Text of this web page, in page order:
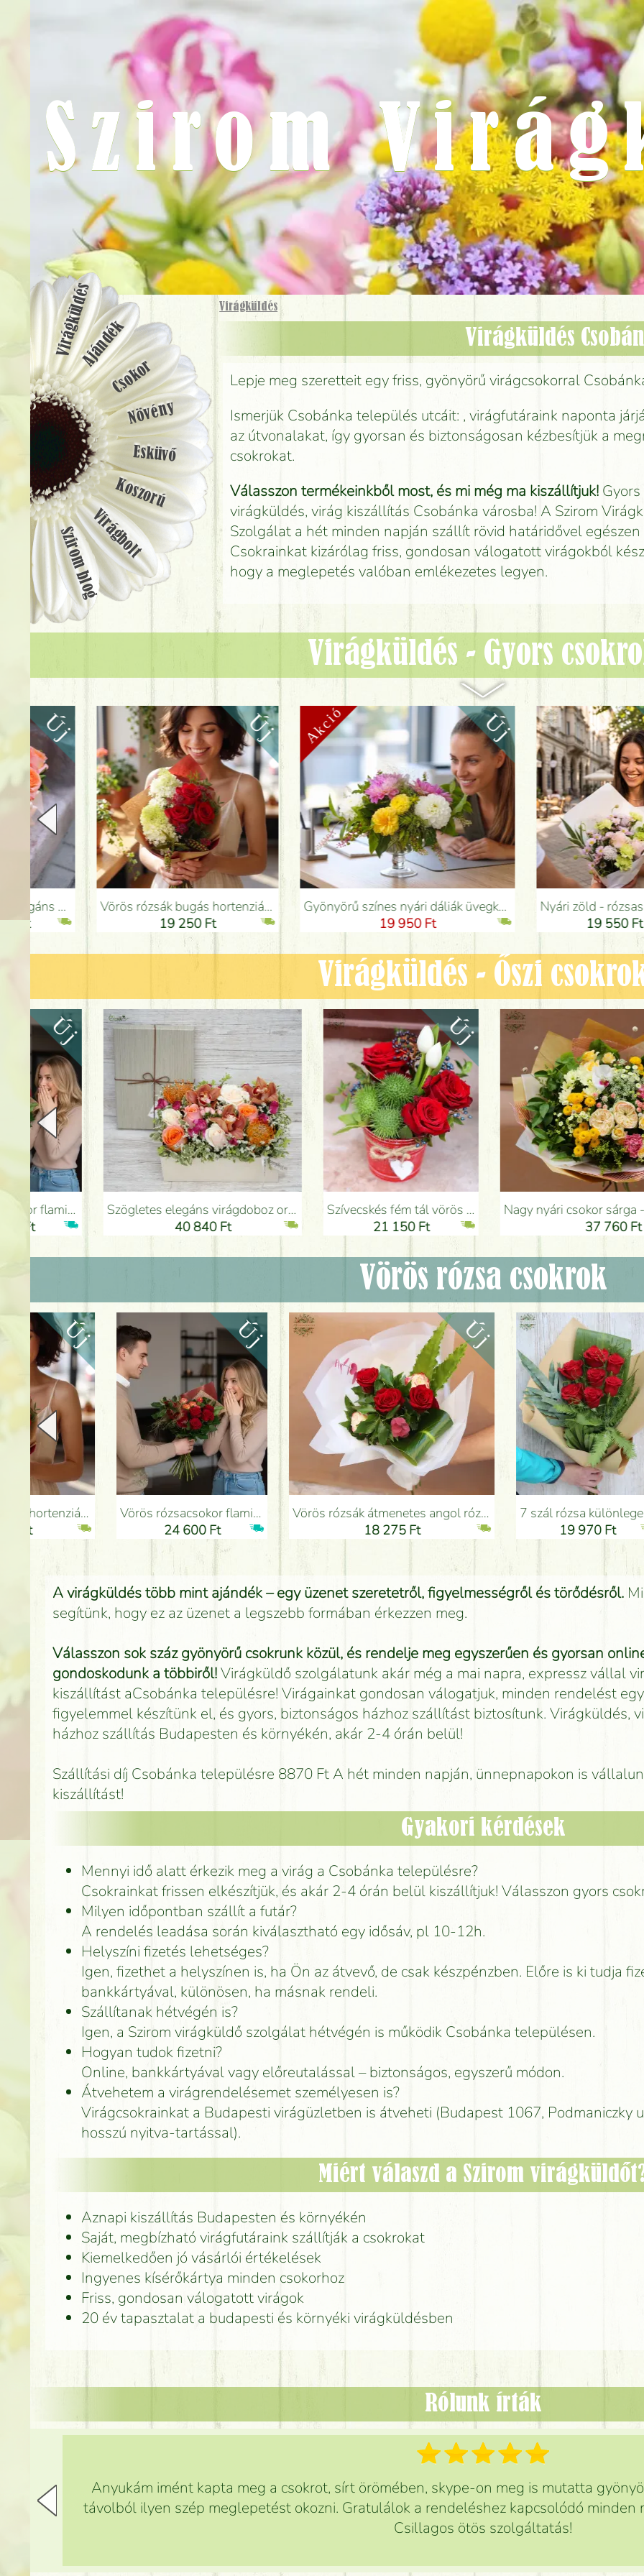
Virágküldés
Virágküldés
Lepje meg szeretteit egy friss, gyönyörű virágcsokorral
Ismerjük Csobánka település utcáit: , virágfutáraink naponta
az útvonalakat, így gyorsan és biztonságosan kézbesítjük a
csokrokat.
Válasszon termékeinkből most, és mi még ma kiszállítjuk! Gyors
virágküldés, virág kiszállítás Csobánka városba! A Szirom
Szolgálat a hét minden napján szállít rövid határidővel
Csokrainkat kizárólag friss, gondosan válogatott virágokból
hogy a meglepetés valóban emlékezetes legyen.
Virágküldés - Gyors
Vörös rózsák bugás hortenziával, apró virágokkal - Virágküldés Budapesten
Gyönyörű színes nyári dáliák üvegkehelyben - Virágküldés Budapesten
Nyári zöld - rózsaszín csokor szegfűvel, santinivel, rózsával, apró virágokkal (12 szál) - Virágküldés Budapesten
Virágküldés - Őszi
Szögletes elegáns virágdoboz orchideával (14 szál) - Virágküldés Budapesten
Szívecskés fém tál vörös rózsákkal, tulipánnal, cucurbitákkal - Virágküldés Budapesten
Nagy nyári csokor sárga - rózsaszín színekben (21 szál) - Virágküldés Budapesten
Vörös rózsa csokrok
Vörös rózsacsokor flamingóvirággal - Virágküldés Budapesten
24 600 Ft
Vörös rózsák átmenetes angol rózsákkal (5 szál) - Virágküldés Budapesten
7 szál rózsa különleges zöldekkel kraft papírral - Virágküldés Budapesten
19 970 Ft
Vörös rózsa fehér
A virágküldés több mint ajándék – egy üzenet szeretetről, figyelmességről és törődésről. Mi
segítünk, hogy ez az üzenet a legszebb formában érkezzen meg.
Válasszon sok száz gyönyörű csokrunk közül, és rendelje meg egyszerűen és gyorsan
gondoskodunk a többiről!Virágküldő szolgálatunk akár még a mai napra, expressz vállal
kiszállítást aCsobánka településre! Virágainkat gondosan válogatjuk, minden rendelést
figyelemmel készítünk el, és gyors, biztonságos házhoz szállítást biztosítunk. Virágküldés,
házhoz szállítás Budapesten és környékén, akár 2-4 órán belül!
Szállítási díj Csobánka településre 8870 Ft A hét minden napján, ünnepnapokon is
kiszállítást!
Gyakori kérdések
Mennyi idő alatt érkezik meg a virág a Csobánka településre?
Csokrainkat frissen elkészítjük, és akár 2-4 órán belül kiszállítjuk! Válasszon gyors
Milyen időpontban szállít a futár?
A rendelés leadása során kiválasztható egy idősáv, pl 10-12h.
Helyszíni fizetés lehetséges?
Igen, fizethet a helyszínen is, ha Ön az átvevő, de csak készpénzben. Előre is ki tudja
bankkártyával, különösen, ha másnak rendeli.
Szállítanak hétvégén is?
Igen, a Szirom virágküldő szolgálat hétvégén is működik Csobánka településen.
Hogyan tudok fizetni?
Online, bankkártyával vagy előreutalással – biztonságos, egyszerű módon.
Átvehetem a virágrendelésemet személyesen is?
Virágcsokrainkat a Budapesti virágüzletben is átveheti (Budapest 1067, Podmaniczky
hosszú nyitva-tartással).
Miért válaszd a Szirom
Aznapi kiszállítás Budapesten és környékén
Saját, megbízható virágfutáraink szállítják a csokrokat
Kiemelkedően jó vásárlói értékelések
Ingyenes kísérőkártya minden csokorhoz
Friss, gondosan válogatott virágok
20 év tapasztalat a budapesti és környéki virágküldésben
Szirom
VirágküldésAjándék
Csokor
Növény
Esküvő
Koszorú
Virágbolt
Szirom blog
Rólunk írták
Anyukám imént kapta meg a csokrot, sírt örömében, skype-on meg is mutatta
távolból ilyen szép meglepetést okozni. Gratulálok a rendeléshez kapcsolódó minden
Csillagos ötös szolgáltatás!